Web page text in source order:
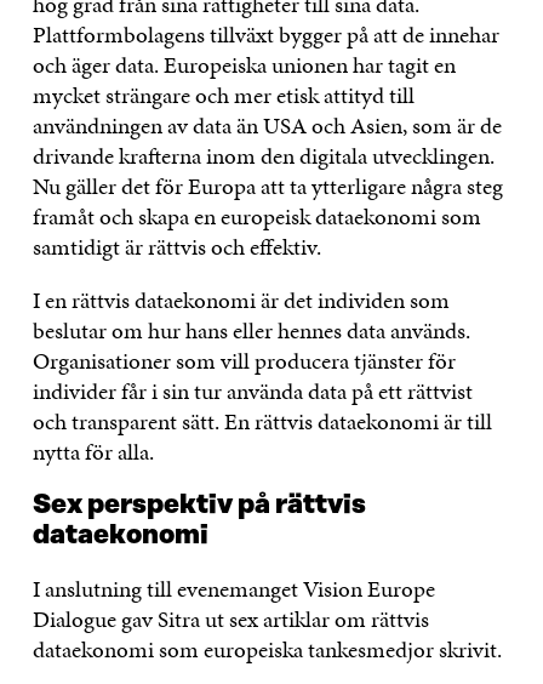
Plattformbolagens tillväxt bygger på att de innehar
och äger data. Europeiska unionen har tagit en
mycket strängare och mer etisk attityd till
användningen av data än USA och Asien, som är de
drivande krafterna inom den digitala utvecklingen.
Nu gäller det för Europa att ta ytterligare några steg
framåt och skapa en europeisk dataekonomi som
samtidigt är rättvis och effektiv.
I en rättvis dataekonomi är det individen som
beslutar om hur hans eller hennes data används.
Organisationer som vill producera tjänster för
individer får i sin tur använda data på ett rättvist
och transparent sätt. En rättvis dataekonomi är till
nytta för alla.
Sex perspektiv på rättvis
dataekonomi
I anslutning till evenemanget Vision Europe
Dialogue gav Sitra ut sex artiklar om rättvis
dataekonomi som europeiska tankesmedjor skrivit.